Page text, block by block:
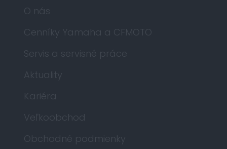
O nás
Cenníky Yamaha a CFMOTO
Servis a servisné práce
Aktuality
Kariéra
Veľkoobchod
Obchodné podmienky